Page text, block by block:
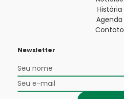
História
Agenda
Contato
Newsletter